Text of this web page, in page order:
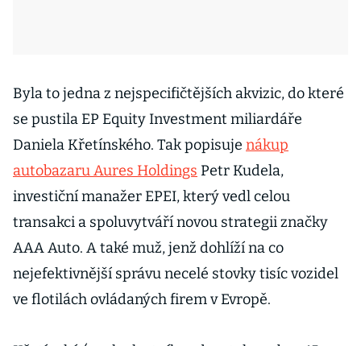
Byla to jedna z nejspecifičtějších akvizic, do které
se pustila EP Equity Investment miliardáře
Daniela Křetínského. Tak popisuje nákup
autobazaru Aures Holdings Petr Kudela,
investiční manažer EPEI, který vedl celou
transakci a spoluvytváří novou strategii značky
AAA Auto. A také muž, jenž dohlíží na co
nejefektivnější správu necelé stovky tisíc vozidel
ve flotilách ovládaných firem v Evropě.